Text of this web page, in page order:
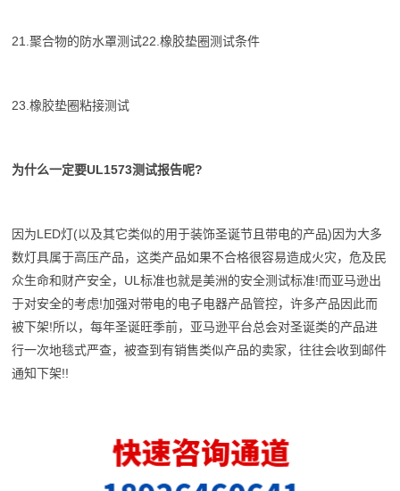
21.聚合物的防水罩测试22.橡胶垫圈测试条件
23.橡胶垫圈粘接测试
为什么一定要UL1573测试报告呢?
因为LED灯(以及其它类似的用于装饰圣诞节且带电的产品)因为大多
数灯具属于高压产品，这类产品如果不合格很容易造成火灾，危及民
众生命和财产安全，UL标准也就是美洲的安全测试标准!而亚马逊出
于对安全的考虑!加强对带电的电子电器产品管控，许多产品因此而
被下架!所以，每年圣诞旺季前，亚马逊平台总会对圣诞类的产品进
行一次地毯式严查，被查到有销售类似产品的卖家，往往会收到邮件
通知下架!!